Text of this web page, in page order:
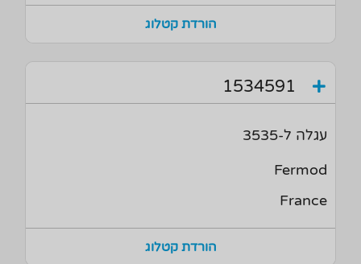
הורדת קטלוג
1534591
עגלה ל-3535
Fermod
France
הורדת קטלוג